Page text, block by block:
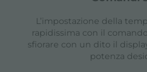
L’impostazione della
rapidissima con il
sfiorare con un dito il
potenza